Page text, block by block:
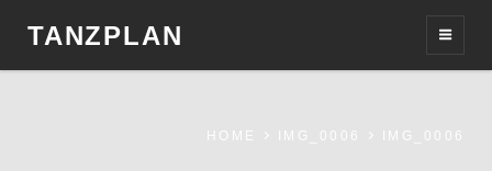
TANZPLAN
HOME IMG_0006 IMG_0006